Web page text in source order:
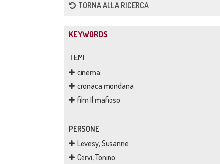
TORNA ALLA RICERCA
KEYWORDS
TEMI
cinema
cronaca mondana
film Il mafioso
PERSONE
Levesy, Susanne
Cervi, Tonino